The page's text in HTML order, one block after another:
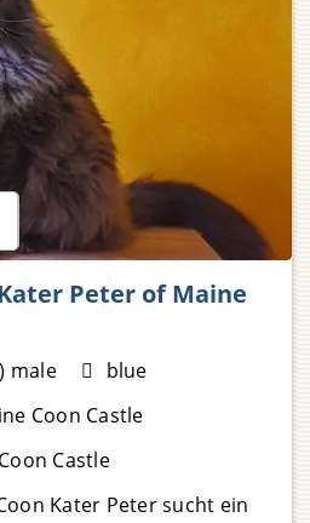
Peter of Maine
male
blue
Coon Castle
Castle
Kater Peter sucht ein